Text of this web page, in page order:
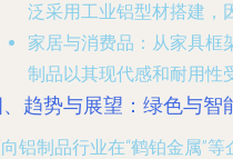
泛采用工业铝型材搭建，
家居与消费品 ：从家具
制品以其现代感和耐用性
趋势与展望：绿色与智
铝制品行业在“鹤铂金属”